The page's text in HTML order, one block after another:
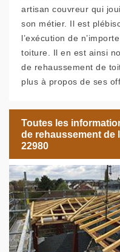
artisan couvreur qui
son métier. Il est
l’exécution de
toiture. Il en est ainsi
de rehaussement de
plus à propos de ses
Toutes les
de rehaussement de
22980